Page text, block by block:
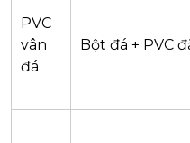
PVC
vân
đá
Bột đá + PVC